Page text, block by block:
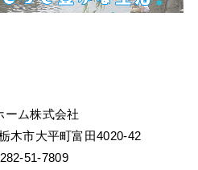
ーム株式会社
木市大平町富田4020-42
51-7809